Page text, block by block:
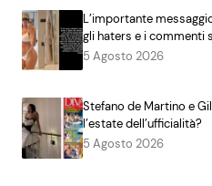
L’importante
gli haters e i commenti
5 Agosto 2026
Stefano de Martino e
l’estate dell’ufficialità?
5 Agosto 2026